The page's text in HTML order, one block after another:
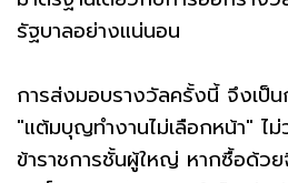
รัฐบาลอย่างแน่นอน
การส่งมอบรางวัลครั้งนี้ จึงเป็น
"แต้มบุญทำงานไม่เลือกหน้า" ไม่
ข้าราชการชั้นผู้ใหญ่ หากซื้อด้ว